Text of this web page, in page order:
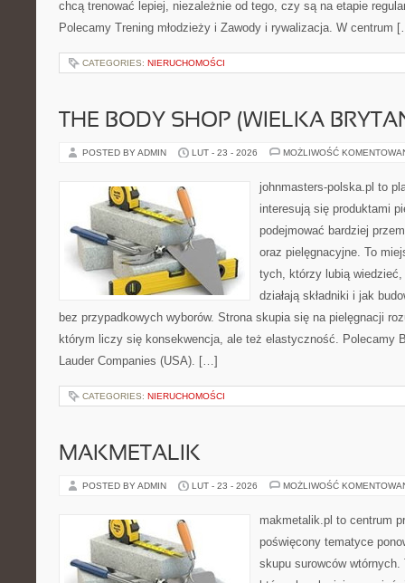
chcą trenować lepiej, niezależnie od tego, czy są na etapie
Polecamy Trening młodzieży i Zawody i rywalizacja. W centrum
CATEGORIES: NIERUCHOMOŚCI
THE BODY SHOP (WIELKA
POSTED BY ADMIN LUT - 23 - 2026 MOŻLIWOŚĆ
johnmasters-polska.pl to
interesują się produktami
podejmować bardziej
oraz pielęgnacyjne. To
tych, którzy lubią wiedzieć,
działają składniki i jak
bez przypadkowych wyborów. Strona skupia się na pielęgnacji
którym liczy się konsekwencja, ale też elastyczność. Polecamy
Lauder Companies (USA). […]
CATEGORIES: NIERUCHOMOŚCI
MAKMETALIK
POSTED BY ADMIN LUT - 23 - 2026 MOŻLIWOŚĆ
makmetalik.pl to centrum
poświęcony tematyce
skupu surowców